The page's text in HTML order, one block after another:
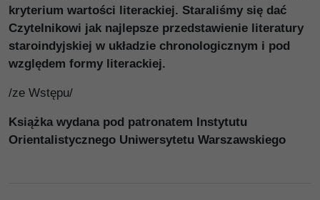
kryterium wartości literackiej. Staraliśmy się dać
Czytelnikowi jak najlepsze przedstawienie literatury
staroindyjskiej w układzie chronologicznym i pod
względem formy literackiej.
/ze Wstępu/
Książka wydana pod patronatem Instytutu
Orientalistycznego Uniwersytetu Warszawskiego